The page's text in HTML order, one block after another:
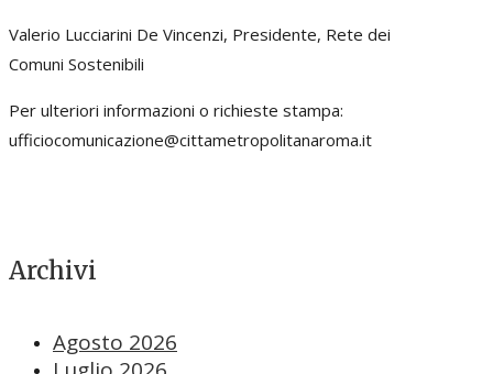
Valerio Lucciarini De Vincenzi, Presidente, Rete dei
Comuni Sostenibili
Per ulteriori informazioni o richieste stampa:
ufficiocomunicazione@cittametropolitanaroma.it
Archivi
Agosto 2026